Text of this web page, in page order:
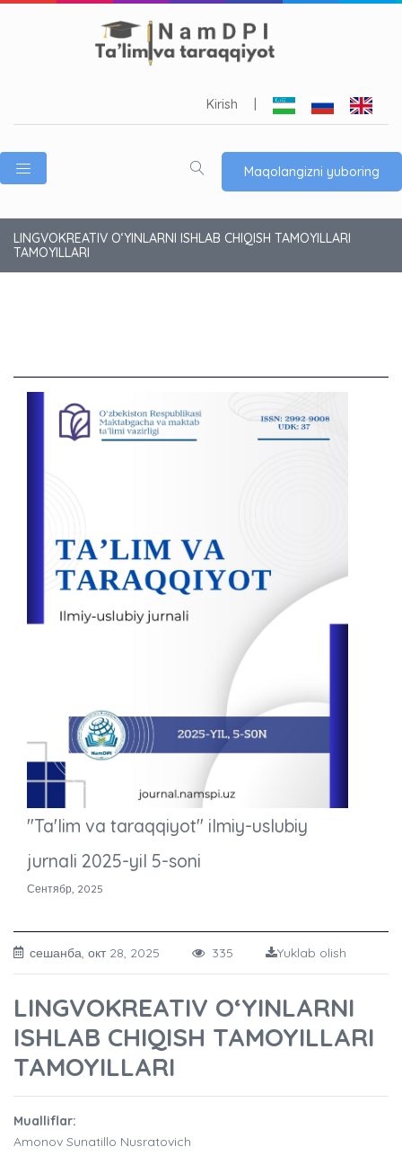
Kirish
Maqolangizni yuboring
LINGVOKREATIV O‘YINLARNI ISHLAB CHIQISH TAMOYILLARI
TAMOYILLARI
"Ta'lim va taraqqiyot" ilmiy-uslubiy
jurnali 2025-yil 5-soni
Сентябр, 2025
сешанба, окт 28, 2025 335 Yuklab olish
LINGVOKREATIV O‘YINLARNI
ISHLAB CHIQISH TAMOYILLARI
TAMOYILLARI
Mualliflar:
Amonov Sunatillo Nusratovich